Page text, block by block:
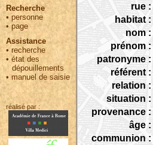
Recherche
• personne
•page
Assistance
• recherche
•état des
dépouillements
•manuel de saisie
réalisé par :
rue :
habitat :
nom :
prénom :
patronyme :
référent :
relation :
situation :
provenance :
âge :
communion :